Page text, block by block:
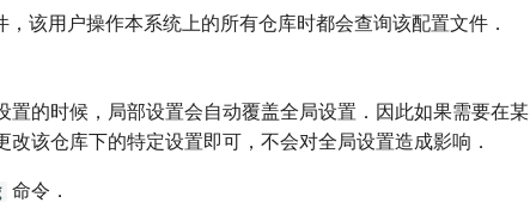
该用户操作本系统上的所有仓库时都会查询该配置文件．
置的时候，局部设置会自动覆盖全局设置．因此如果需要在某
该仓库下的特定设置即可，不会对全局设置造成影响．
命令．